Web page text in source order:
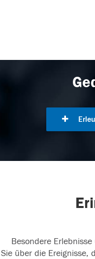
Besondere
über die Ereignisse,